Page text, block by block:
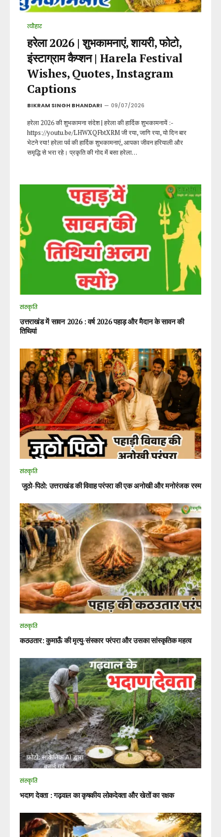
त्यौहार
हरेला 2026 | शुभकामनाएं, शायरी, फोटो,
इंस्टाग्राम कैप्शन | Harela Festival
Wishes, Quotes, Instagram
Captions
BIKRAM SINGH BHANDARI 09/07/2026
हरेला 2026 की शुभकामना संदेश | हरेला की हार्दिक शुभकामनायें :-
https://youtu.be/LHWXQFbtXRM जी रया, जागि रया, यो दिन बार
भेटने रया! हरेला पर्व की हार्दिक शुभकामनाएं, आपका जीवन हरियाली और
समृद्धि से भरा रहे। प्रकृति की गोद में बसा हरेला…
संस्कृति
उत्तराखंड में सावन 2026 : वर्ष 2026 पहाड़ और मैदान के सावन की
तिथियां
संस्कृति
जुठो-पिठो: उत्तराखंड की विवाह परंपरा की एक अनोखी और मनोरंजक रस्म
संस्कृति
कठउतार: कुमाऊँ की मृत्यु-संस्कार परंपरा और उसका सांस्कृतिक महत्व
संस्कृति
भदाण देवता : गढ़वाल का कृषकीय लोकदेवता और खेतों का रक्षक